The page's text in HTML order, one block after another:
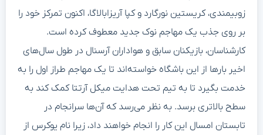
زوبیمندی، کریستین نورگارد و کپا آریزابالاگا، اکنون تمرکز خود را
بر روی جذب یک مهاجم نوک جدید معطوف کرده است.
کارشناسان، بازیکنان سابق و هواداران آرسنال در طول سال‌های
اخیر بارها از این باشگاه خواسته‌اند تا یک مهاجم طراز اول را به
خدمت بگیرد تا به تیم تحت هدایت میکل آرتتا کمک کند به
سطح بالاتری برسد. به نظر می‌رسد که آن‌ها سرانجام در
تابستان امسال این کار را انجام خواهند داد، زیرا نام یوکرس از